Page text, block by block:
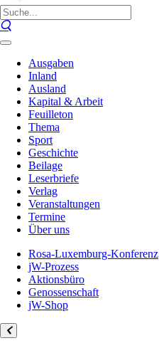
Ausgaben
Inland
Ausland
Kapital & Arbeit
Feuilleton
Thema
Sport
Geschichte
Beilage
Leserbriefe
Verlag
Veranstaltungen
Termine
Über uns
Rosa-Luxemburg-Konferenz
jW-Prozess
Aktionsbüro
Genossenschaft
jW-Shop